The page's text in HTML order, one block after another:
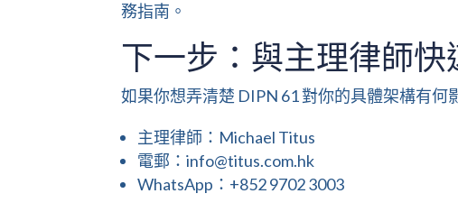
務指南 。
下一步：與主理律師快
如果你想弄清楚 DIPN 61 對你的具體架構有
主理律師： Michael Titus
電郵：info@titus.com.hk
WhatsApp：+852 9702 3003